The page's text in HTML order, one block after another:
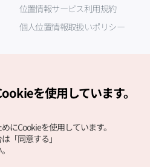
位置情報サービス利用規約
個人位置情報取扱いポリシー
を使用しています。
にCookieを使用しています。
「同意する」